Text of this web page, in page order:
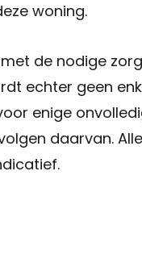
woning.
de nodige
echter geen
enige
daarvan.